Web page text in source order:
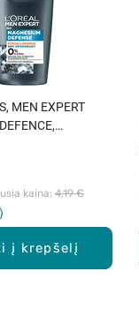
į krepšelį
MEN EXPERT
50 ml
kaina: 4,19 €